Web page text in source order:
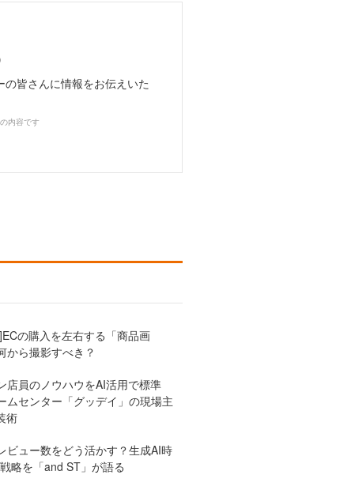
皆さんに情報をお伝えいた
内容です
の購入を左右する「商品画
から撮影すべき？
店員のノウハウをAI活用で標準
ムセンター「グッデイ」の現場主
術
ビュー数をどう活かす？生成AI時
略を「and ST」が語る